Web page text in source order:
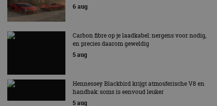
6 aug
Carbon fibre op je laadkabel: nergens voor nodig,
en precies daarom geweldig
5 aug
Hennessey Blackbird krijgt atmosferische V8 en
handbak: soms is eenvoud leuker
5 aug